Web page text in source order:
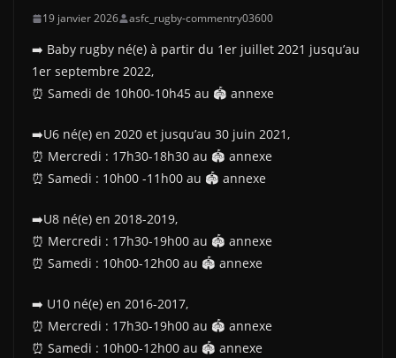
19 janvier 2026 asfc_rugby-commentry03600
➡️ Baby rugby né(e) à partir du 1er juillet 2021 jusqu’au
1er septembre 2022,
⏰️ Samedi de 10h00-10h45 au 🏟 annexe
➡️U6 né(e) en 2020 et jusqu’au 30 juin 2021,
⏰️ Mercredi : 17h30-18h30 au 🏟 annexe
⏰️ Samedi : 10h00 -11h00 au 🏟 annexe
➡️U8 né(e) en 2018-2019,
⏰️ Mercredi : 17h30-19h00 au 🏟 annexe
⏰️ Samedi : 10h00-12h00 au 🏟 annexe
➡️ U10 né(e) en 2016-2017,
⏰️ Mercredi : 17h30-19h00 au 🏟 annexe
⏰️ Samedi : 10h00-12h00 au 🏟 annexe